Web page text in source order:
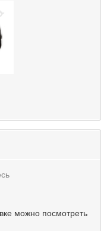
можно посмотреть